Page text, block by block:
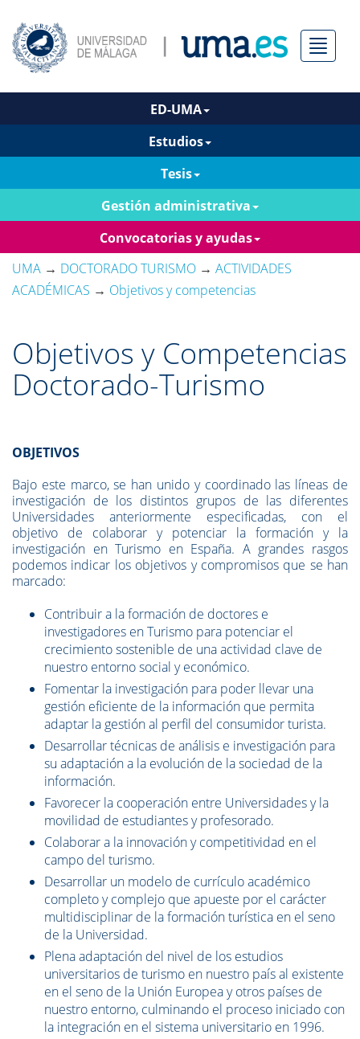
Menú
ED-UMA
Estudios
Tesis
Gestión administrativa
Convocatorias y ayudas
UMA → DOCTORADO TURISMO → ACTIVIDADES
ACADÉMICAS → Objetivos y competencias
Objetivos y Competencias
Doctorado-Turismo
OBJETIVOS
Bajo este marco, se han unido y coordinado las líneas de
investigación de los distintos grupos de las diferentes
Universidades anteriormente especificadas, con el
objetivo de colaborar y potenciar la formación y la
investigación en Turismo en España. A grandes rasgos
podemos indicar los objetivos y compromisos que se han
marcado:
Contribuir a la formación de doctores e
investigadores en Turismo para potenciar el
crecimiento sostenible de una actividad clave de
nuestro entorno social y económico.
Fomentar la investigación para poder llevar una
gestión eficiente de la información que permita
adaptar la gestión al perfil del consumidor turista.
Desarrollar técnicas de análisis e investigación para
su adaptación a la evolución de la sociedad de la
información.
Favorecer la cooperación entre Universidades y la
movilidad de estudiantes y profesorado.
Colaborar a la innovación y competitividad en el
campo del turismo.
Desarrollar un modelo de currículo académico
completo y complejo que apueste por el carácter
multidisciplinar de la formación turística en el seno
de la Universidad.
Plena adaptación del nivel de los estudios
universitarios de turismo en nuestro país al existente
en el seno de la Unión Europea y otros países de
nuestro entorno, culminando el proceso iniciado con
la integración en el sistema universitario en 1996.